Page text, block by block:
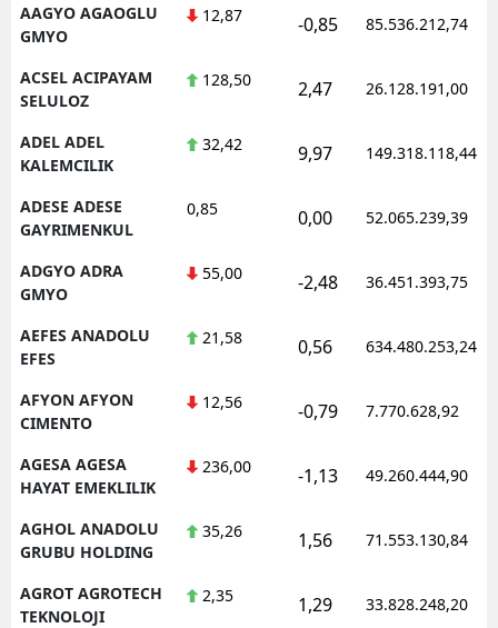
AAGYO AGAOGLU
GMYO
12,87 -0,85 85.536.212,74
ACSEL ACIPAYAM
SELULOZ
128,50 2,47 26.128.191,00
ADEL ADEL
KALEMCILIK
32,42 9,97 149.318.118,44
ADESE ADESE
GAYRIMENKUL
0,85 0,00 52.065.239,39
ADGYO ADRA
GMYO
55,00 -2,48 36.451.393,75
AEFES ANADOLU
EFES
21,58 0,56 634.480.253,24
AFYON AFYON
CIMENTO
12,56 -0,79 7.770.628,92
AGESA AGESA
HAYAT EMEKLILIK
236,00 -1,13 49.260.444,90
AGHOL ANADOLU
GRUBU HOLDING
35,26 1,56 71.553.130,84
AGROT AGROTECH
TEKNOLOJI
2,35 1,29 33.828.248,20